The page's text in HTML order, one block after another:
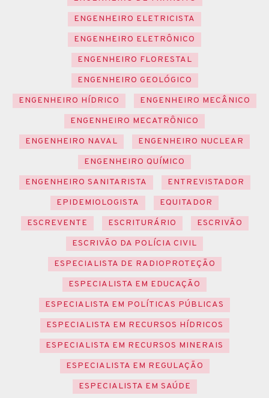
ENGENHEIRO ELETRICISTA
ENGENHEIRO ELETRÔNICO
ENGENHEIRO FLORESTAL
ENGENHEIRO GEOLÓGICO
ENGENHEIRO HÍDRICO
ENGENHEIRO MECÂNICO
ENGENHEIRO MECATRÔNICO
ENGENHEIRO NAVAL
ENGENHEIRO NUCLEAR
ENGENHEIRO QUÍMICO
ENGENHEIRO SANITARISTA
ENTREVISTADOR
EPIDEMIOLOGISTA
EQUITADOR
ESCREVENTE
ESCRITURÁRIO
ESCRIVÃO
ESCRIVÃO DA POLÍCIA CIVIL
ESPECIALISTA DE RADIOPROTEÇÃO
ESPECIALISTA EM EDUCAÇÃO
ESPECIALISTA EM POLÍTICAS PÚBLICAS
ESPECIALISTA EM RECURSOS HÍDRICOS
ESPECIALISTA EM RECURSOS MINERAIS
ESPECIALISTA EM REGULAÇÃO
ESPECIALISTA EM SAÚDE